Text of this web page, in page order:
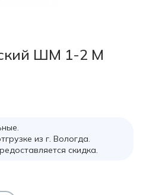
ШМ 1-2 М
из г. Вологда.
скидка.